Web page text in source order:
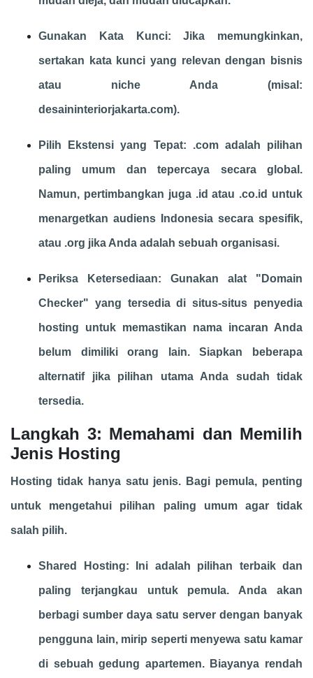
Gunakan Kata Kunci: Jika memungkinkan,
sertakan kata kunci yang relevan dengan bisnis
atau niche Anda (misal:
desaininteriorjakarta.com).
Pilih Ekstensi yang Tepat: .com adalah pilihan
paling umum dan tepercaya secara global.
Namun, pertimbangkan juga .id atau .co.id untuk
menargetkan audiens Indonesia secara spesifik,
atau .org jika Anda adalah sebuah organisasi.
Periksa Ketersediaan: Gunakan alat "Domain
Checker" yang tersedia di situs-situs penyedia
hosting untuk memastikan nama incaran Anda
belum dimiliki orang lain. Siapkan beberapa
alternatif jika pilihan utama Anda sudah tidak
tersedia.
Langkah 3: Memahami dan Memilih
Jenis Hosting
Hosting tidak hanya satu jenis. Bagi pemula, penting
untuk mengetahui pilihan paling umum agar tidak
salah pilih.
Shared Hosting: Ini adalah pilihan terbaik dan
paling terjangkau untuk pemula. Anda akan
berbagi sumber daya satu server dengan banyak
pengguna lain, mirip seperti menyewa satu kamar
di sebuah gedung apartemen. Biayanya rendah